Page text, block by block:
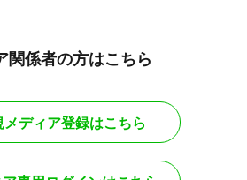
関係者の方はこちら
メディア登録はこちら